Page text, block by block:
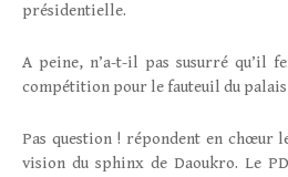
présidentielle.
A peine, n’a-t-il pas susurré qu’il
compétition pour le fauteuil du palais
Pas question ! répondent en chœur
vision du sphinx de Daoukro. Le